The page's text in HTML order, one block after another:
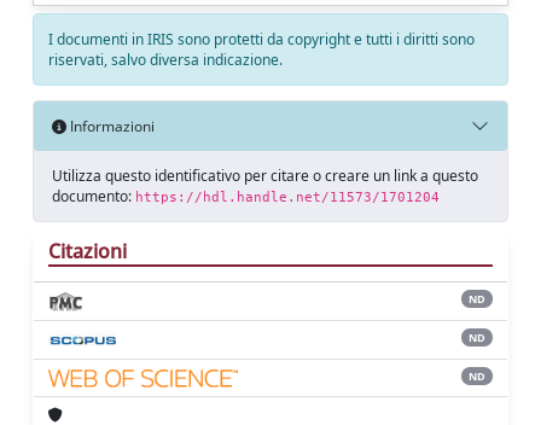
I documenti in IRIS sono protetti da copyright e tutti i diritti sono
riservati, salvo diversa indicazione.
Informazioni
Utilizza questo identificativo per citare o creare un link a questo
documento: https://hdl.handle.net/11573/1701204
Citazioni
ND
ND
ND